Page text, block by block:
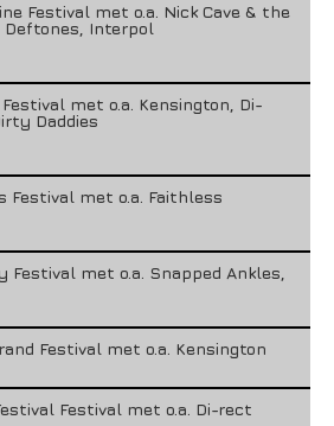
Festival met o.a. Nick Cave & the
Deftones, Interpol
Festival met o.a. Kensington, Di-
Daddies
Festival met o.a. Faithless
Festival met o.a. Snapped Ankles,
Festival met o.a. Kensington
Festival met o.a. Di-rect